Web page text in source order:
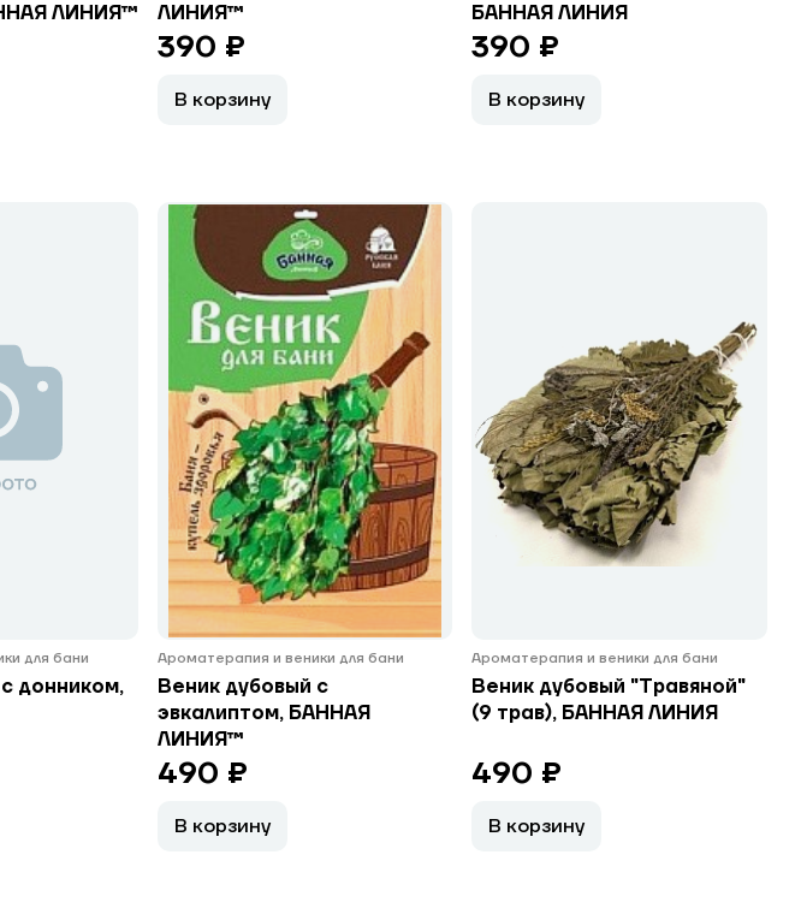
ЛИНИЯ™
ЛИНИЯ™
390 ₽
В корзину
БАННАЯ ЛИНИЯ
390 ₽
В корзину
для бани
донником,
Ароматерапия и веники для бани
Веник дубовый с
эвкалиптом, БАННАЯ
ЛИНИЯ™
490 ₽
В корзину
Ароматерапия и веники для бани
Веник дубовый "Травяной"
(9 трав), БАННАЯ ЛИНИЯ
490 ₽
В корзину